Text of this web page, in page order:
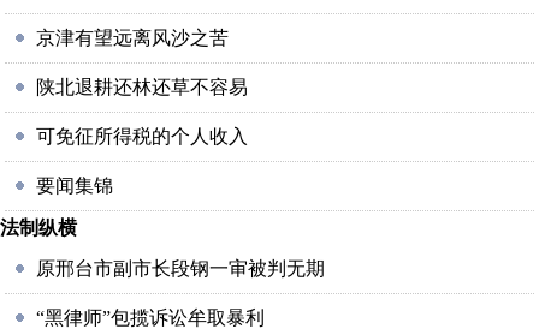
京津有望远离风沙之苦
陕北退耕还林还草不容易
可免征所得税的个人收入
要闻集锦
法制纵横
原邢台市副市长段钢一审被判无期
“黑律师”包揽诉讼牟取暴利